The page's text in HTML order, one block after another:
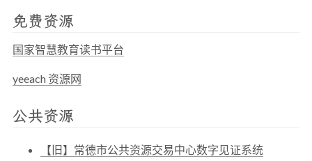
免费资源
国家智慧教育读书平台
yeeach 资源网
公共资源
【旧】常德市公共资源交易中心数字见证系统